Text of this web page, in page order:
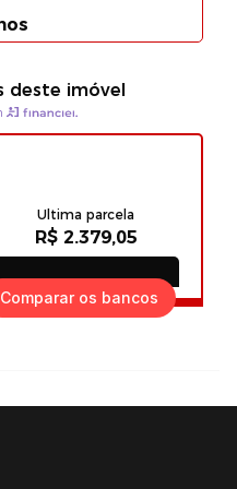
Comparar os bancos